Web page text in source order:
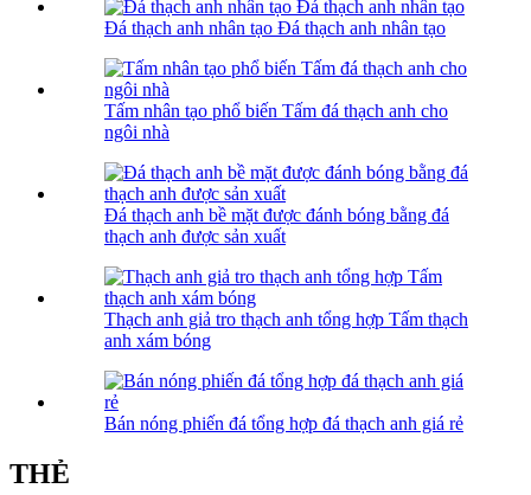
Đá thạch anh nhân tạo Đá thạch anh nhân tạo
Tấm nhân tạo phổ biến Tấm đá thạch anh cho
ngôi nhà
Đá thạch anh bề mặt được đánh bóng bằng đá
thạch anh được sản xuất
Thạch anh giả tro thạch anh tổng hợp Tấm thạch
anh xám bóng
Bán nóng phiến đá tổng hợp đá thạch anh giá rẻ
THẺ